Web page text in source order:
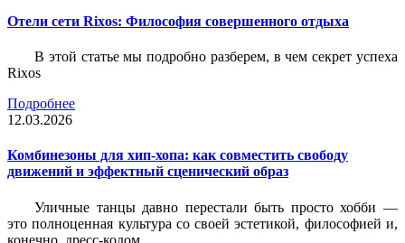
Отели сети Rixos: Философия совершенного отдыха
В этой статье мы подробно разберем, в чем секрет успеха
Rixos
Подробнее
12.03.2026
Комбинезоны для хип-хопа: как совместить свободу
движений и эффектный сценический образ
Уличные танцы давно перестали быть просто хобби —
это полноценная культура со своей эстетикой, философией и,
конечно, дресс-кодом